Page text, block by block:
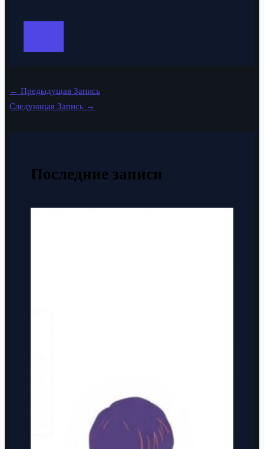
← Предыдущая Запись
Следующая Запись →
Последние записи